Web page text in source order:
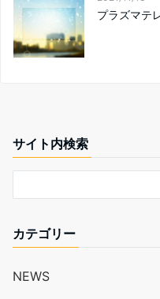
プラズマテ
サイト内検索
カテゴリー
NEWS